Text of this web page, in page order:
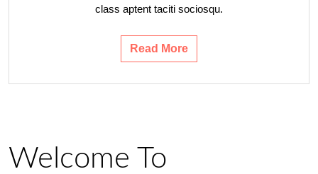
class aptent taciti sociosqu.
Read More
Welcome To